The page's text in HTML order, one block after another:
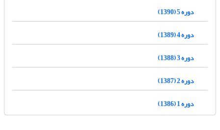
دوره 5 (1390)
دوره 4 (1389)
دوره 3 (1388)
دوره 2 (1387)
دوره 1 (1386)